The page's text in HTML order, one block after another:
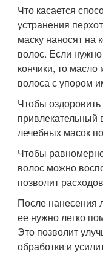
Что касается
устранения
маску наносят на
волос. Если
кончики, то
волоса с упором
Чтобы
привлекательный
лечебных масок
Чтобы
волос можно
позволит
После нанесения
ее нужно легко
Это позволит
обработки и